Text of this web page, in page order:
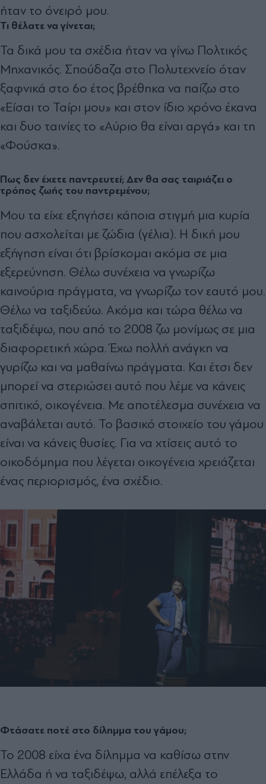
ήταν το όνειρό μου.
Τι θέλατε να γίνεται;
Τα δικά μου τα σχέδια ήταν να γίνω Πολτικός
Μηχανικός. Σπούδαζα στο Πολυτεχνείο όταν
ξαφνικά στο 6ο έτος βρέθηκα να παίζω στο
«Είσαι το Ταίρι μου» και στον ίδιο χρόνο έκανα
και δυο ταινίες το «Αύριο θα είναι αργά» και τη
«Φούσκα».
Πως δεν έχετε παντρευτεί; Δεν θα σας ταιριάζει ο
τρόπος ζωής του παντρεμένου;
Μου τα είχε εξηγήσει κάποια στιγμή μια κυρία
που ασχολείται με ζώδια (γέλια). Η δική μου
εξήγηση είναι ότι βρίσκομαι ακόμα σε μια
εξερεύνηση. Θέλω συνέχεια να γνωρίζω
καινούρια πράγματα, να γνωρίζω τον εαυτό μου.
Θέλω να ταξιδεύω. Ακόμα και τώρα θέλω να
ταξιδέψω, που από το 2008 ζω μονίμως σε μια
διαφορετική χώρα. Έχω πολλή ανάγκη να
γυρίζω και να μαθαίνω πράγματα. Και έτσι δεν
μπορεί να στεριώσει αυτό που λέμε να κάνεις
σπιτικό, οικογένεια. Με αποτέλεσμα συνέχεια να
αναβάλεται αυτό. Το βασικό στοιχείο του γάμου
είναι να κάνεις θυσίες. Για να χτίσεις αυτό το
οικοδόμημα που λέγεται οικογένεια χρειάζεται
ένας περιορισμός, ένα σχέδιο.
Φτάσατε ποτέ στο δίλημμα του γάμου;
Το 2008 είχα ένα δίλημμα να καθίσω στην
Ελλάδα ή να ταξιδέψω, αλλά επέλεξα το